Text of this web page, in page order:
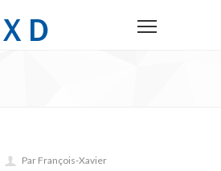
Par François-Xavier